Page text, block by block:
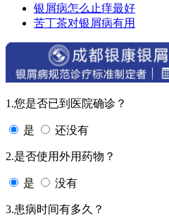
银屑病怎么止痒最好
苦丁茶对银屑病有用
1.您是否已到医院确诊？
是 还没有
2.是否使用外用药物？
是 没有
3.患病时间有多久？